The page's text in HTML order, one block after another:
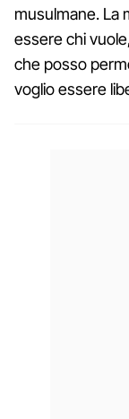
musulmane. La
essere chi
che posso
voglio essere